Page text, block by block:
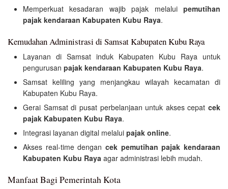
Memperkuat kesadaran wajib pajak melalui pemutihan
pajak kendaraan Kabupaten Kubu Raya.
Kemudahan Administrasi di Samsat Kabupaten Kubu Raya
Layanan di Samsat induk Kabupaten Kubu Raya untuk
pengurusan pajak kendaraan Kabupaten Kubu Raya.
Samsat keliling yang menjangkau wilayah kecamatan di
Kabupaten Kubu Raya.
Gerai Samsat di pusat perbelanjaan untuk akses cepat cek
pajak Kabupaten Kubu Raya.
Integrasi layanan digital melalui pajak online.
Akses real-time dengan cek pemutihan pajak kendaraan
Kabupaten Kubu Raya agar administrasi lebih mudah.
Manfaat Bagi Pemerintah Kota